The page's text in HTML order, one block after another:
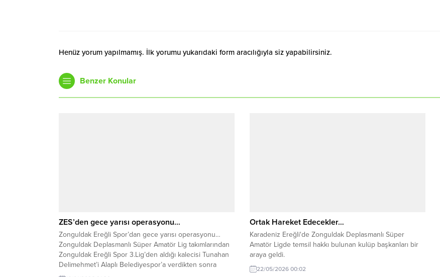
Henüz yorum yapılmamış. İlk yorumu yukarıdaki form aracılığıyla siz yapabilirsiniz.
Benzer Konular
ZES’den gece yarısı operasyonu…
Zonguldak Ereğli Spor’dan gece yarısı operasyonu…
Zonguldak Deplasmanlı Süper Amatör Lig takımlarından
Zonguldak Ereğli Spor 3.Lig’den aldığı kalecisi Tunahan
Delimehmet’i Alaplı Belediyespor’a verdikten sonra
sessizliğe bürünmüştü. Transfer çalışmalarını sessizce
Ortak Hareket Edecekler…
Karadeniz Ereğli'de Zonguldak Deplasmanlı Süper
Amatör Ligde temsil hakkı bulunan kulüp başkanları bir
araya geldi.
22/05/2026 00:02